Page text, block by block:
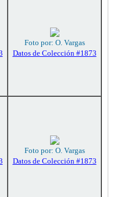
Foto por: O. Vargas
Datos de Colección #1873
Foto por: O. Vargas
Datos de Colección #1873